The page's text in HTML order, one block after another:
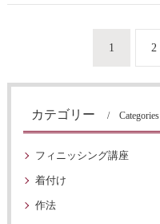
1 2
カテゴリー Categories
フィニッシング講座
着付け
作法